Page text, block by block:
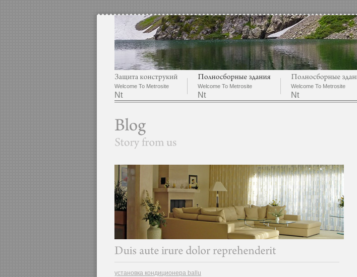
Welcome To Metrosite
Nt
Welcome To Metrosite
Nt
Welcome To Metrosite
Nt
установка кондиционера ballu